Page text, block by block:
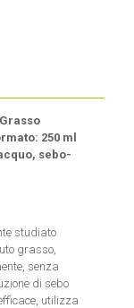
250 ml
sebo-
studiato
grasso,
senza
di sebo
utilizza